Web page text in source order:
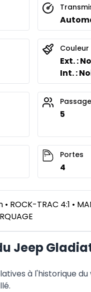
Couleur
Ext. :
Int. :
5
Portes
4
TRAC 4:1 •
Jeep
à l'historique du